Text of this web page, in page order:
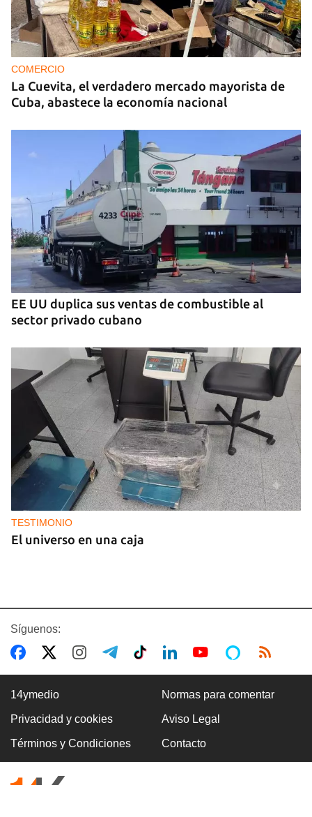
MIAMI
La hija de un diplomático castrista expulsado de
EE UU en 2003 está bajo custodia del ICE
COMERCIO
La Cuevita, el verdadero mercado mayorista de
Cuba, abastece la economía nacional
EE UU duplica sus ventas de combustible al
sector privado cubano
TESTIMONIO
El universo en una caja
BRASIL
El Movimiento Sin Tierra de Brasil dona siete
toneladas de medicamentos a Cuba
Síguenos:
14ymedio Normas para comentar
Privacidad y cookies Aviso Legal
Términos y Condiciones Contacto